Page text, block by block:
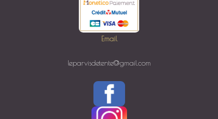
Email
leparvisdetente@gmail.com